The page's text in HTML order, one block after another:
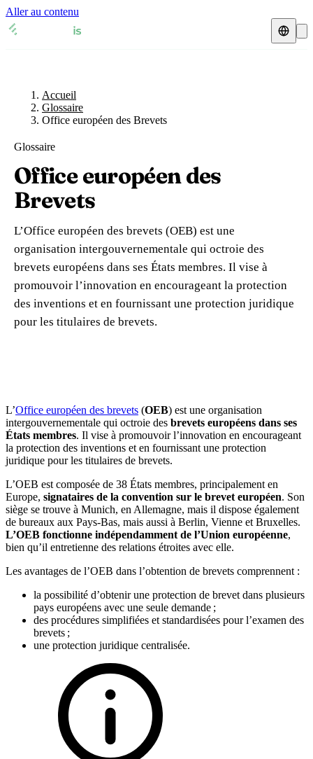
Aller au contenu
🇫🇷 France
🇬🇧 Royaume-Uni
🇧🇪 Belgique
🇮🇹 Italie
Norvège
🇱🇺 Luxembourg
Amazon
Fiches TVA
🇫🇷 France
🇬🇧
🇨🇭 Suisse
🇩🇪 Allemagne
🇮🇹 Italie
🇳🇴 Norvège
Expert-comptable
Expert-comptable e-commerce
Expert-comptable Amazon
Ressources & Blog
Blog
Glossaire
Vérifier un n° TVA
Simulateur n° TVA
Accueil
Glossaire
Office européen des Brevets
Glossaire
Office européen des
Brevets
L’Office européen des brevets (OEB) est une
organisation intergouvernementale qui octroie des
brevets européens dans ses États membres. Il vise à
promouvoir l’innovation en encourageant la protection
des inventions et en fournissant une protection juridique
pour les titulaires de brevets.
L’Office européen des brevets (OEB) est une organisation
intergouvernementale qui octroie des brevets européens dans ses
États membres. Il vise à promouvoir l’innovation en encourageant
la protection des inventions et en fournissant une protection
juridique pour les titulaires de brevets.
L’OEB est composée de 38 États membres, principalement en
Europe, signataires de la convention sur le brevet européen. Son
siège se trouve à Munich, en Allemagne, mais il dispose également
de bureaux aux Pays-Bas, mais aussi à Berlin, Vienne et Bruxelles.
L’OEB fonctionne indépendamment de l’Union européenne,
bien qu’il entretienne des relations étroites avec elle.
Les avantages de l’OEB dans l’obtention de brevets comprennent :
la possibilité d’obtenir une protection de brevet dans plusieurs
pays européens avec une seule demande ;
des procédures simplifiées et standardisées pour l’examen des
brevets ;
une protection juridique centralisée.